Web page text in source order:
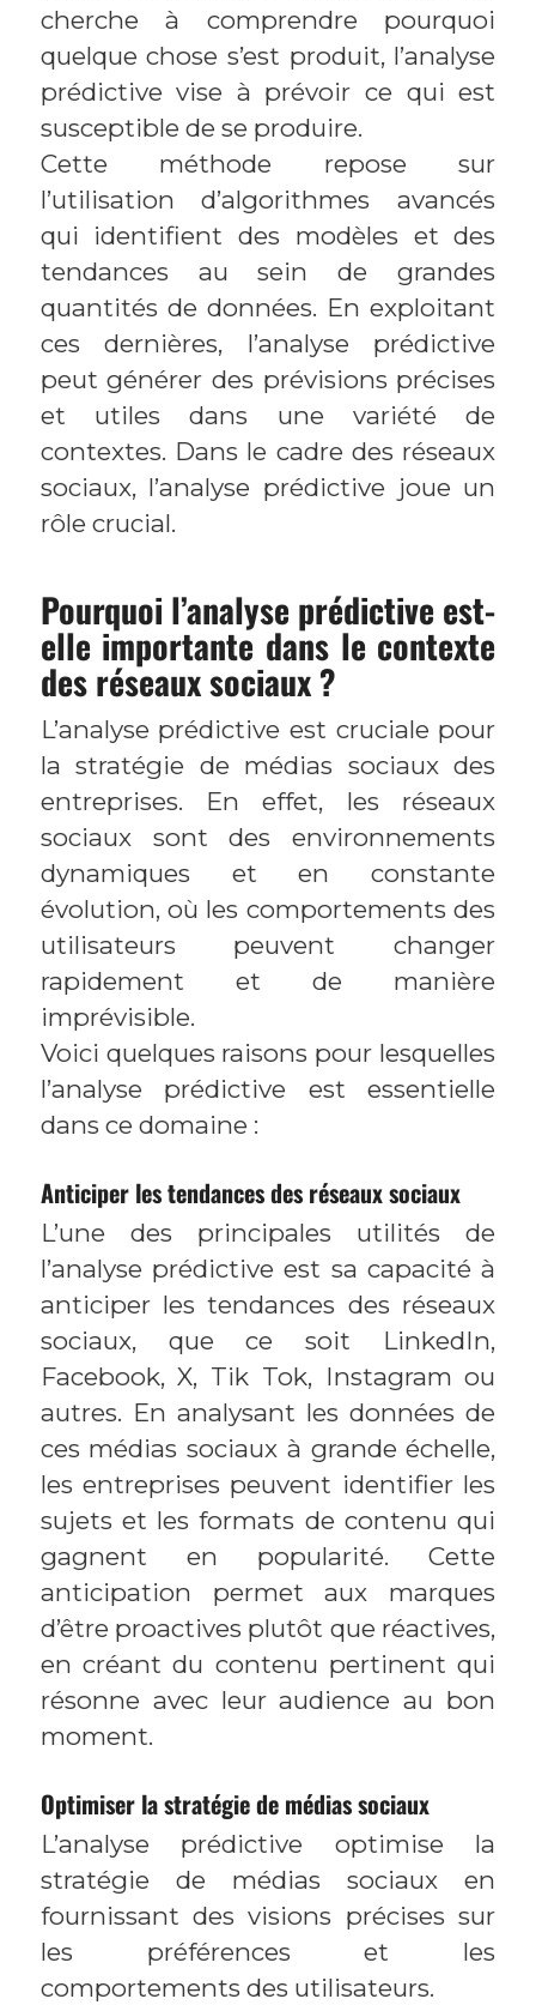
cherche à comprendre pourquoi
quelque chose s’est produit, l’analyse
prédictive vise à prévoir ce qui est
susceptible de se produire.
Cette méthode repose sur
l’utilisation d’algorithmes avancés
qui identifient des modèles et des
tendances au sein de grandes
quantités de données. En exploitant
ces dernières, l’analyse prédictive
peut générer des prévisions précises
et utiles dans une variété de
contextes. Dans le cadre des réseaux
sociaux, l’analyse prédictive joue un
rôle crucial.
Pourquoi l’analyse prédictive est-
elle importante dans le contexte
des réseaux sociaux ?
L’analyse prédictive est cruciale pour
la stratégie de médias sociaux des
entreprises. En effet, les réseaux
sociaux sont des environnements
dynamiques et en constante
évolution, où les comportements des
utilisateurs peuvent changer
rapidement et de manière
imprévisible.
Voici quelques raisons pour lesquelles
l’analyse prédictive est essentielle
dans ce domaine :
Anticiper les tendances des réseaux sociaux
L’une des principales utilités de
l’analyse prédictive est sa capacité à
anticiper les tendances des réseaux
sociaux, que ce soit LinkedIn,
Facebook, X, Tik Tok, Instagram ou
autres. En analysant les données de
ces médias sociaux à grande échelle,
les entreprises peuvent identifier les
sujets et les formats de contenu qui
gagnent en popularité. Cette
anticipation permet aux marques
d’être proactives plutôt que réactives,
en créant du contenu pertinent qui
résonne avec leur audience au bon
moment.
Optimiser la stratégie de médias sociaux
L’analyse prédictive optimise la
stratégie de médias sociaux en
fournissant des visions précises sur
les préférences et les
comportements des utilisateurs.